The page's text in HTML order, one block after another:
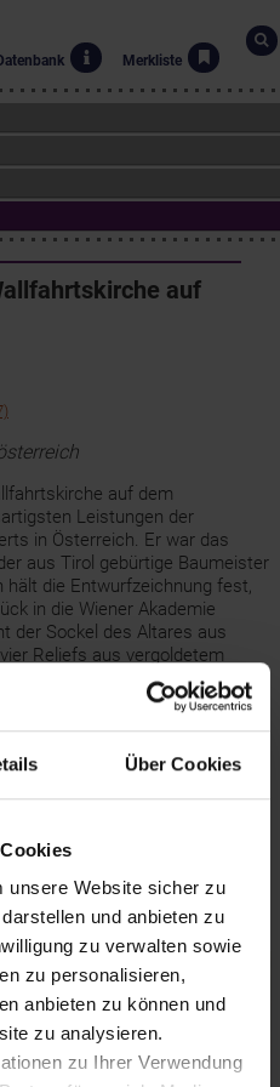
Über Cookies
unsere Website sicher zu
und anbieten zu
zu verwalten sowie
zu personalisieren,
anbieten zu können und
zu analysieren.
zu Ihrer Verwendung
Merkliste
auf
auf dem
Leistungen der
in Österreich. Er war das
aus Tirol gebürtige Baumeister
die Entwurfzeichnung fest,
in die Wiener Akademie
der Sockel des Altares aus
Reliefs aus vergoldetem
bzw. sitzen vier Gestalten des
Melchisedech und Ezechiel.
die das Bild gleichsam
des Altartabernakels ein
in alten Ansichten, 1975,